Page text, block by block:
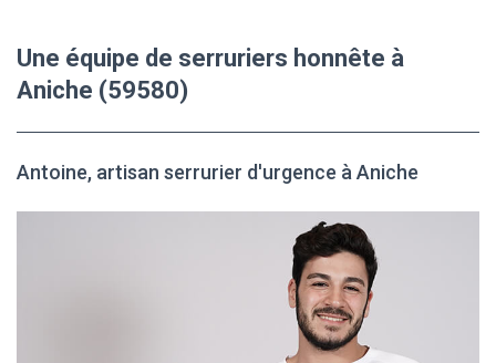
Une équipe de serruriers honnête à
Aniche (59580)
Antoine, artisan serrurier d'urgence à Aniche